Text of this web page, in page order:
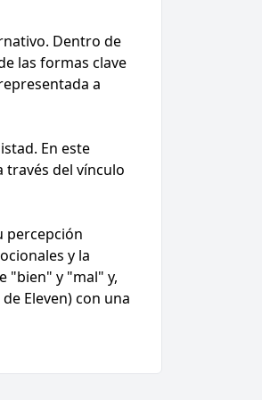
Dentro de
las formas clave
a
En este
través del vínculo
percepción
y la
"bien" y "mal" y,
Eleven) con una